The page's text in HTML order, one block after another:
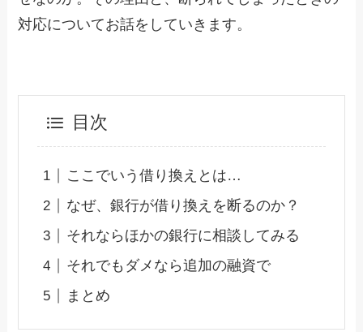
対応についてお話をしていきます。
目次
ここでいう借り換えとは…
なぜ、銀行が借り換えを断るのか？
それならほかの銀行に相談してみる
それでもダメなら追加の融資で
まとめ